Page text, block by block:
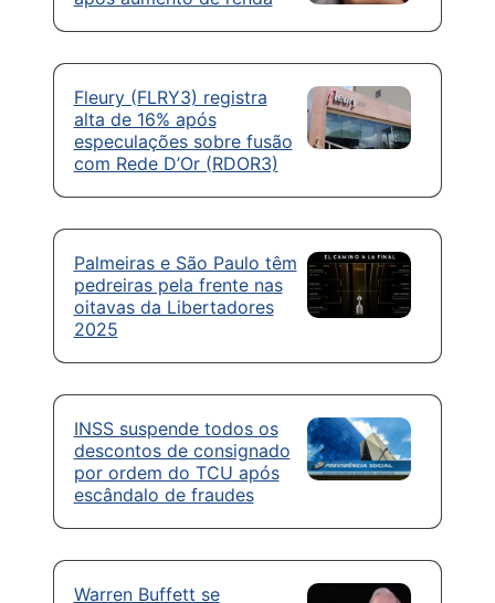
Fleury (FLRY3) registra
alta de 16% após
especulações sobre fusão
com Rede D’Or (RDOR3)
Palmeiras e São Paulo têm
pedreiras pela frente nas
oitavas da Libertadores
2025
INSS suspende todos os
descontos de consignado
por ordem do TCU após
escândalo de fraudes
Warren Buffett se